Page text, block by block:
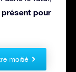
pour
moitié